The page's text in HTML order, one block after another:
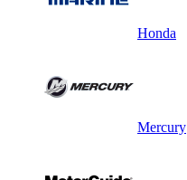
Honda
Mercury